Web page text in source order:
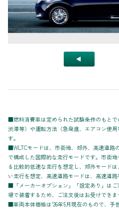
■燃料消費率は定められた試験条件のもとで
渋滞等）や運転方法（急発進、エアコン使
す。
■WLTCモードは、市街地、郊外、高速道路
で構成した国際的な走行モードです。市街
る比較的低速な走行を想定し、郊外モード
い走行を想定、高速道路モードは、高速道路
■「メーカーオプション」「設定あり」は
場で装着するため、ご注文後はお受けできま
■車両本体価格は'26年5月現在のもので、予